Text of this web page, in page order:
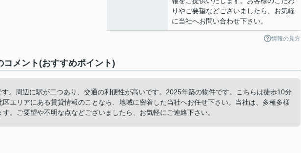
りやご要望などございましたら、お気軽
に当社へお問い合わせ下さい。
情報の見方
メント(おすすめポイント)
。周辺に駅が二つあり、交通の利便性が高いです。2025年築の物件です。こちらは徒歩10分
エリアにある賃貸情報のことなら、地域に密着した当社へお任せ下さい。当社は、多種多様
。ご要望や不明な点などございましたら、お気軽にご連絡下さい。